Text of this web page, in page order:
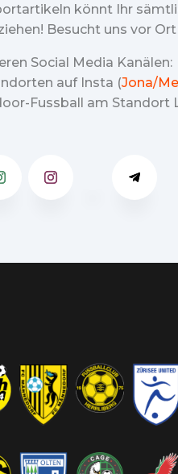
könnt Ihr
Besucht uns vor
Social Media Kanälen:
auf Insta (Jona/
Fussball am Standort